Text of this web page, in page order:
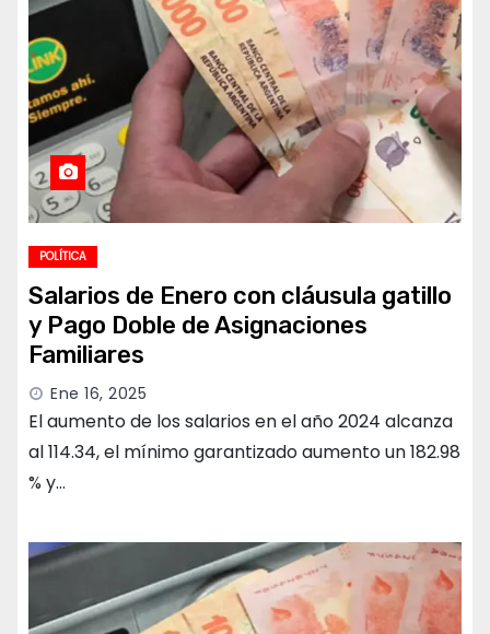
POLÍTICA
Salarios de Enero con cláusula gatillo
y Pago Doble de Asignaciones
Familiares
Ene 16, 2025
El aumento de los salarios en el año 2024 alcanza
al 114.34, el mínimo garantizado aumento un 182.98
% y…